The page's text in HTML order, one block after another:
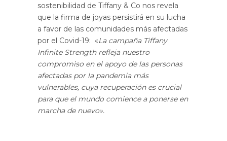
sostenibilidad de Tiffany & Co nos revela
que la firma de joyas persistirá en su lucha
a favor de las comunidades más afectadas
por el Covid-19: «La campaña Tiffany
Infinite Strength refleja nuestro
compromiso en el apoyo de las personas
afectadas por la pandemia más
vulnerables, cuya recuperación es crucial
para que el mundo comience a ponerse en
marcha de nuevo».